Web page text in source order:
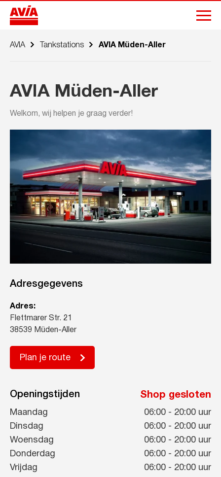
AVIA Tankstations AVIA Müden-Aller
AVIA Müden-Aller
Welkom, wij helpen je graag verder!
Adresgegevens
Adres:
Flettmarer Str. 21
38539 Müden-Aller
Plan je route
Openingstijden Shop gesloten
Maandag 06:00 - 20:00 uur
Dinsdag
06:00 - 20:00 uur
Woensdag
06:00 - 20:00 uur
Donderdag
06:00 - 20:00 uur
Vrijdag
06:00 - 20:00 uur